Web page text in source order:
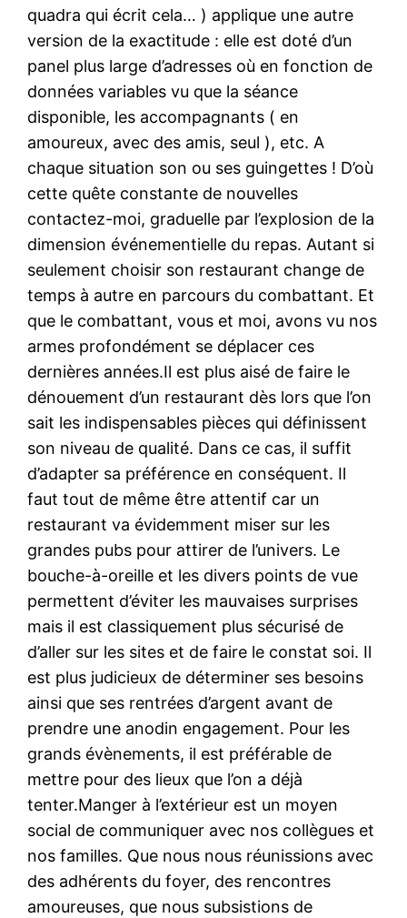
quadra qui écrit cela… ) applique une autre
version de la exactitude : elle est doté d’un
panel plus large d’adresses où en fonction de
données variables vu que la séance
disponible, les accompagnants ( en
amoureux, avec des amis, seul ), etc. A
chaque situation son ou ses guingettes ! D’où
cette quête constante de nouvelles
contactez-moi, graduelle par l’explosion de la
dimension événementielle du repas. Autant si
seulement choisir son restaurant change de
temps à autre en parcours du combattant. Et
que le combattant, vous et moi, avons vu nos
armes profondément se déplacer ces
dernières années.Il est plus aisé de faire le
dénouement d’un restaurant dès lors que l’on
sait les indispensables pièces qui définissent
son niveau de qualité. Dans ce cas, il suffit
d’adapter sa préférence en conséquent. Il
faut tout de même être attentif car un
restaurant va évidemment miser sur les
grandes pubs pour attirer de l’univers. Le
bouche-à-oreille et les divers points de vue
permettent d’éviter les mauvaises surprises
mais il est classiquement plus sécurisé de
d’aller sur les sites et de faire le constat soi. Il
est plus judicieux de déterminer ses besoins
ainsi que ses rentrées d’argent avant de
prendre une anodin engagement. Pour les
grands évènements, il est préférable de
mettre pour des lieux que l’on a déjà
tenter.Manger à l’extérieur est un moyen
social de communiquer avec nos collègues et
nos familles. Que nous nous réunissions avec
des adhérents du foyer, des rencontres
amoureuses, que nous subsistions de